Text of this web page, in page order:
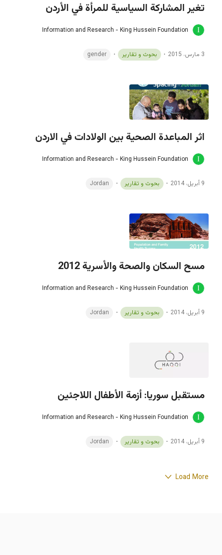
تغير المشاركة السياسية للمرأة في الأردن
Information and Research - King Hussein Foundation
3 مارس، 2015 بحوث و تقارير gender
اثر المباعدة الصحية بين الولادات في الاردن
Information and Research - King Hussein Foundation
9 أبريل، 2014 بحوث و تقارير Jordan
مسح السكان والصحة والأسرية 2012
Information and Research - King Hussein Foundation
9 أبريل، 2014 بحوث و تقارير Jordan
مستقبل سوريا: أزمة الأطفال اللاجئين
Information and Research - King Hussein Foundation
9 أبريل، 2014 بحوث و تقارير Jordan